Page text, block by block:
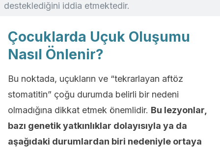
desteklediğini iddia etmektedir.
Çocuklarda Uçuk Oluşumu
Nasıl Önlenir?
Bu noktada, uçukların ve “tekrarlayan aftöz
stomatitin” çoğu durumda belirli bir nedeni
olmadığına dikkat etmek önemlidir. Bu lezyonlar,
bazı genetik yatkınlıklar dolayısıyla ya da
aşağıdaki durumlardan biri nedeniyle ortaya